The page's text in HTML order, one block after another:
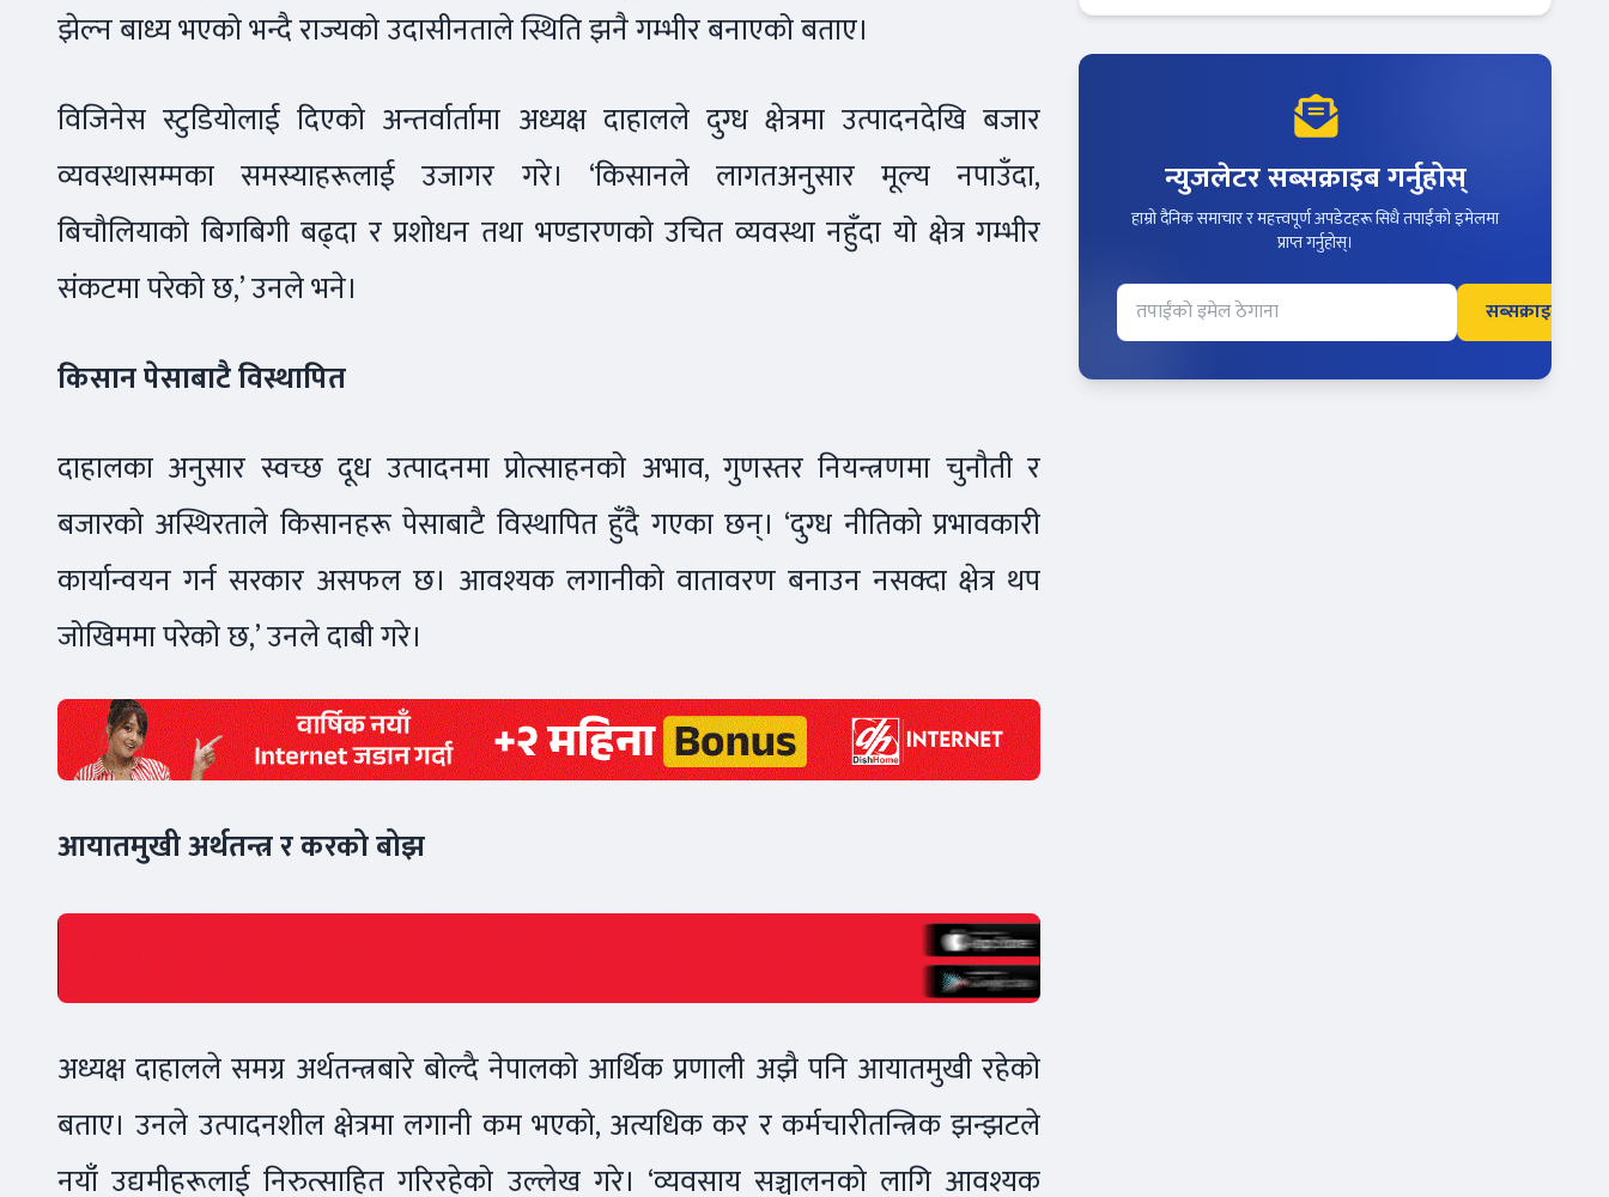
झेल्न बाध्य भएको भन्दै राज्यको उदासीनताले स्थिति झनै गम्भीर बनाएको बताए।
विजिनेस स्टुडियोलाई दिएको अन्तर्वार्तामा अध्यक्ष दाहालले दुग्ध क्षेत्रमा उत्पादनदेखि बजार
व्यवस्थासम्मका समस्याहरूलाई उजागर गरे। ‘किसानले लागतअनुसार मूल्य नपाउँदा,
बिचौलियाको बिगबिगी बढ्दा र प्रशोधन तथा भण्डारणको उचित व्यवस्था नहुँदा यो क्षेत्र गम्भीर
संकटमा परेको छ,’ उनले भने।
किसान पेसाबाटै विस्थापित
दाहालका अनुसार स्वच्छ दूध उत्पादनमा प्रोत्साहनको अभाव, गुणस्तर नियन्त्रणमा चुनौती र
बजारको अस्थिरताले किसानहरू पेसाबाटै विस्थापित हुँदै गएका छन्। ‘दुग्ध नीतिको प्रभावकारी
कार्यान्वयन गर्न सरकार असफल छ। आवश्यक लगानीको वातावरण बनाउन नसक्दा क्षेत्र थप
जोखिममा परेको छ,’ उनले दाबी गरे।
आयातमुखी अर्थतन्त्र र करको बोझ
अध्यक्ष दाहालले समग्र अर्थतन्त्रबारे बोल्दै नेपालको आर्थिक प्रणाली अझै पनि आयातमुखी रहेको
बताए। उनले उत्पादनशील क्षेत्रमा लगानी कम भएको, अत्यधिक कर र कर्मचारीतन्त्रिक झन्झटले
नयाँ उद्यमीहरूलाई निरुत्साहित गरिरहेको उल्लेख गरे। ‘व्यवसाय सञ्चालनको लागि आवश्यक
न्युजलेटर सब्सक्राइब गर्नुहोस्
हाम्रो दैनिक समाचार र महत्त्वपूर्ण अपडेटहरू सिधै तपाईंको इमेलमा
प्राप्त गर्नुहोस्।
सब्सक्राइब